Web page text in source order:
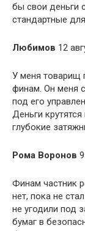
бы свои деньги
стандартные
Любимов 12
У меня товарищ
финам. Он меня
под его
Деньги крутятся
глубокие
Рома Воронов
Финам частник
нет, пока не
не угодили под
бумаг в